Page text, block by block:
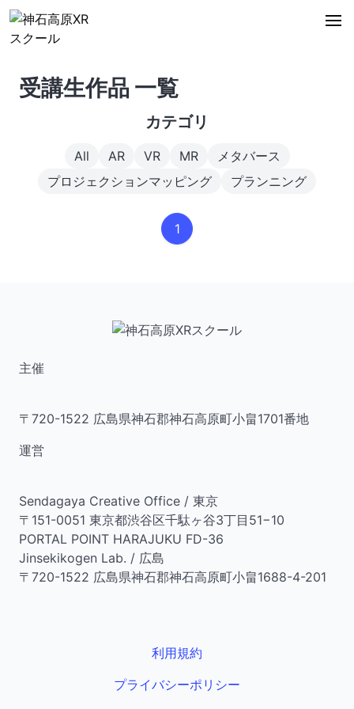
受講生作品 一覧
カテゴリ
All AR VR MR
メタバース
プロジェクションマッピング
プランニング
1
主催
〒720-1522 広島県神石郡神石高原町小畠1701番地
運営
Sendagaya Creative Office / 東京
〒151-0051 東京都渋谷区千駄ヶ谷3丁目51−10
PORTAL POINT HARAJUKU FD-36
Jinsekikogen Lab. / 広島
〒720-1522 広島県神石郡神石高原町小畠1688-4-201
利用規約
プライバシーポリシー